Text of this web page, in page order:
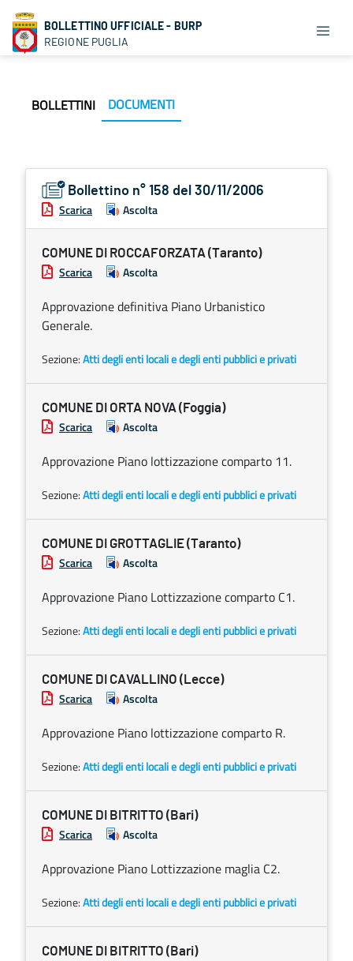
BOLLETTINO UFFICIALE - BURP
REGIONE PUGLIA
BOLLETTINI DOCUMENTI
Bollettino n° 158 del 30/11/2006
Scarica Ascolta
COMUNE DI ROCCAFORZATA (Taranto)
Scarica Ascolta
Approvazione definitiva Piano Urbanistico
Generale.
Sezione:Atti degli enti locali e degli enti pubblici e privati
COMUNE DI ORTA NOVA (Foggia)
Scarica Ascolta
Approvazione Piano lottizzazione comparto 11.
Sezione:Atti degli enti locali e degli enti pubblici e privati
COMUNE DI GROTTAGLIE (Taranto)
Scarica Ascolta
Approvazione Piano Lottizzazione comparto C1.
Sezione:Atti degli enti locali e degli enti pubblici e privati
COMUNE DI CAVALLINO (Lecce)
Scarica Ascolta
Approvazione Piano lottizzazione comparto R.
Sezione:Atti degli enti locali e degli enti pubblici e privati
COMUNE DI BITRITTO (Bari)
Scarica Ascolta
Approvazione Piano Lottizzazione maglia C2.
Sezione:Atti degli enti locali e degli enti pubblici e privati
COMUNE DI BITRITTO (Bari)